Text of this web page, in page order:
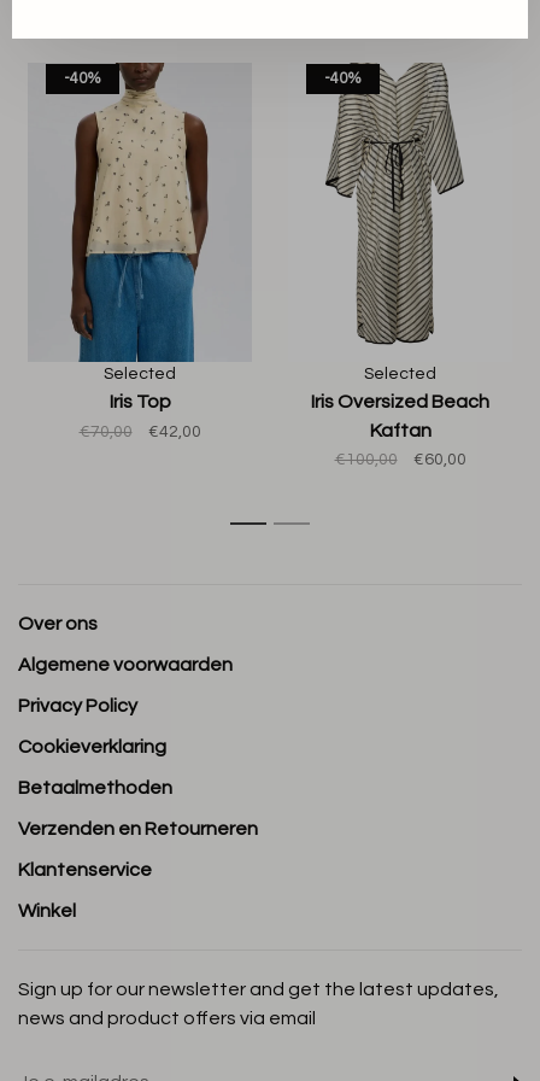
-40%
Selected
Iris Top
€70,00 €42,00
-40%
Selected
Iris Oversized Beach
Kaftan
€100,00 €60,00
1 2
Over ons
Algemene voorwaarden
Privacy Policy
Cookieverklaring
Betaalmethoden
Verzenden en Retourneren
Klantenservice
Winkel
Sign up for our newsletter and get the latest updates,
news and product offers via email